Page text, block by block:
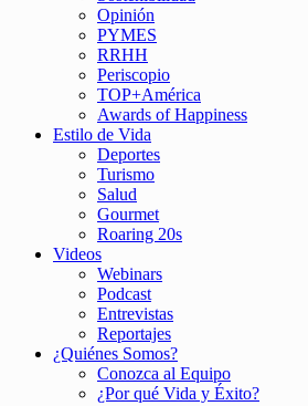
Opinión
PYMES
RRHH
Periscopio
TOP+América
Awards of Happiness
Estilo de Vida
Deportes
Turismo
Salud
Gourmet
Roaring 20s
Videos
Webinars
Podcast
Entrevistas
Reportajes
¿Quiénes Somos?
Conozca al Equipo
¿Por qué Vida y Éxito?